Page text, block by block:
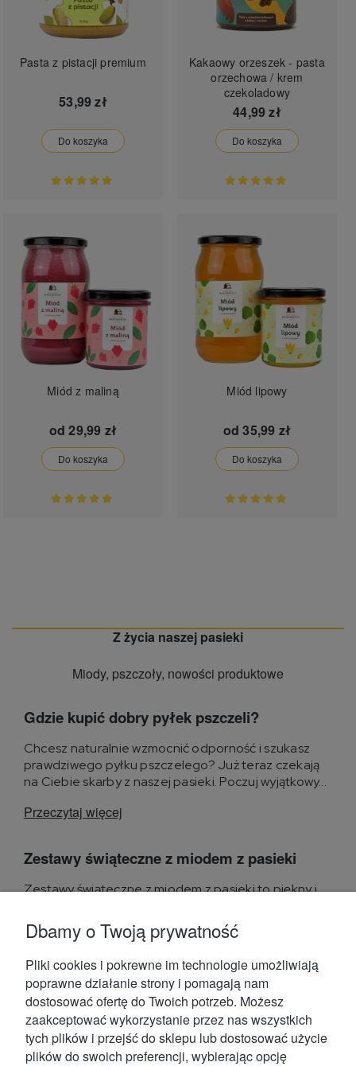
Pasta z pistacji premium
53,99 zł
Do koszyka
Kakaowy orzeszek - pasta
orzechowa / krem
czekoladowy
44,99 zł
Do koszyka
Miód z maliną
od 29,99 zł
Do koszyka
Miód lipowy
od 35,99 zł
Do koszyka
Z życia naszej pasieki
Miody, pszczoły, nowości produktowe
Gdzie kupić dobry pyłek pszczeli?
Chcesz naturalnie wzmocnić odporność i szukasz
prawdziwego pyłku pszczelego? Już teraz czekają
na Ciebie skarby z naszej pasieki. Poczuj wyjątkowy...
Przeczytaj więcej
Zestawy świąteczne z miodem z pasieki
Zestawy świąteczne z miodem z pasieki to piękny i
internetowego...
Dbamy o Twoją prywatność
Pliki cookies i pokrewne im technologie umożliwiają
poprawne działanie strony i pomagają nam
dostosować ofertę do Twoich potrzeb. Możesz
zaakceptować wykorzystanie przez nas wszystkich
tych plików i przejść do sklepu lub dostosować użycie
plików do swoich preferencji, wybierając opcję